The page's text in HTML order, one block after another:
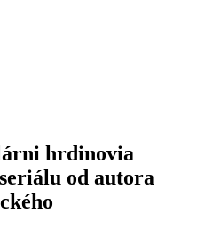
hrdinovia
od autora